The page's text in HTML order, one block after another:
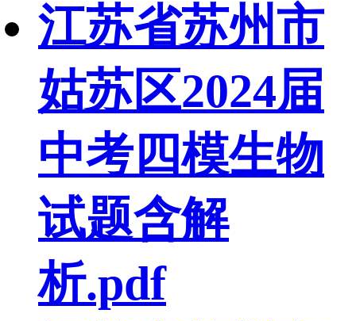
江苏省苏州市
姑苏区2024届
中考四模生物
试题含解
析.pdf